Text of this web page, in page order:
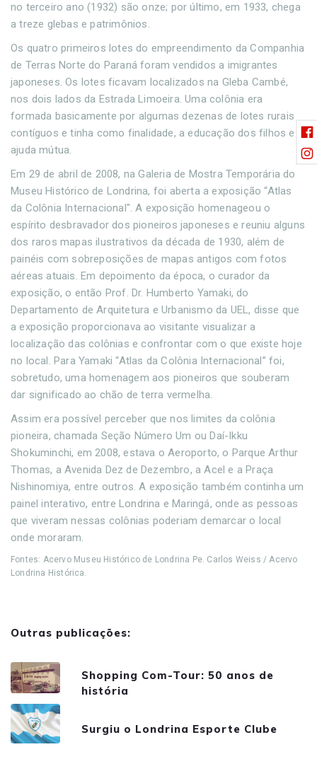
no terceiro ano (1932) são onze; por último, em 1933, chega
a treze glebas e patrimônios.
Os quatro primeiros lotes do empreendimento da Companhia
de Terras Norte do Paraná foram vendidos a imigrantes
japoneses. Os lotes ficavam localizados na Gleba Cambé,
nos dois lados da Estrada Limoeira. Uma colônia era
formada basicamente por algumas dezenas de lotes rurais
contíguos e tinha como finalidade, a educação dos filhos e a
ajuda mútua.
Em 29 de abril de 2008, na Galeria de Mostra Temporária do
Museu Histórico de Londrina, foi aberta a exposição “Atlas
da Colônia Internacional". A exposição homenageou o
espírito desbravador dos pioneiros japoneses e reuniu alguns
dos raros mapas ilustrativos da década de 1930, além de
painéis com sobreposições de mapas antigos com fotos
aéreas atuais. Em depoimento da época, o curador da
exposição, o então Prof. Dr. Humberto Yamaki, do
Departamento de Arquitetura e Urbanismo da UEL, disse que
a exposição proporcionava ao visitante visualizar a
localização das colônias e confrontar com o que existe hoje
no local. Para Yamaki “Atlas da Colônia Internacional” foi,
sobretudo, uma homenagem aos pioneiros que souberam
dar significado ao chão de terra vermelha.
Assim era possível perceber que nos limites da colônia
pioneira, chamada Seção Número Um ou Daí-Ikku
Shokuminchi, em 2008, estava o Aeroporto, o Parque Arthur
Thomas, a Avenida Dez de Dezembro, a Acel e a Praça
Nishinomiya, entre outros. A exposição também continha um
painel interativo, entre Londrina e Maringá, onde as pessoas
que viveram nessas colônias poderiam demarcar o local
onde moraram.
Fontes: Acervo Museu Histórico de Londrina Pe. Carlos Weiss / Acervo
Londrina Histórica.
Outras publicações:
Shopping Com-Tour: 50 anos de
história
Surgiu o Londrina Esporte Clube